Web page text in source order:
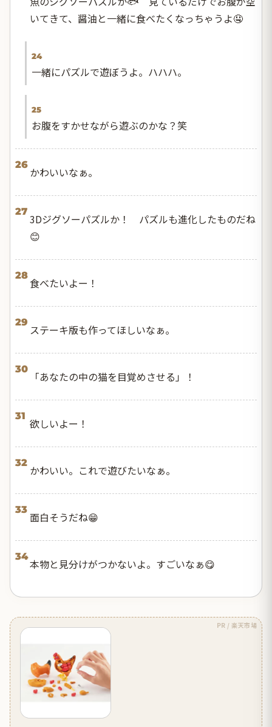
いてきて、醤油と一緒に食べたくなっちゃうよ🤤
24
一緒にパズルで遊ぼうよ。ハハハ。
25
お腹をすかせながら遊ぶのかな？笑
26
かわいいなぁ。
27
3Dジグソーパズルか！ パズルも進化したものだね
😊
28
食べたいよー！
29
ステーキ版も作ってほしいなぁ。
30
「あなたの中の猫を目覚めさせる」！
31
欲しいよー！
32
かわいい。これで遊びたいなぁ。
33
面白そうだね😁
34
本物と見分けがつかないよ。すごいなぁ😋
PR / 楽天市場